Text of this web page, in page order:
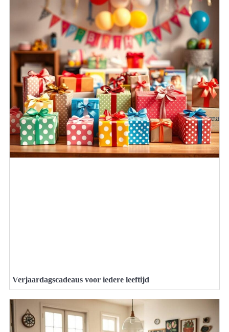
Verjaardagscadeaus voor iedere leeftijd